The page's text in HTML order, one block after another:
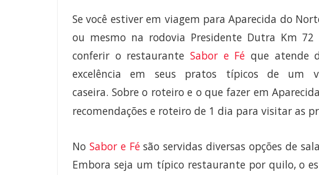
Se você estiver em viagem para Aparecida do
ou mesmo na rodovia Presidente Dutra Km
conferir o restaurante Sabor e Fé que atende
excelência em seus pratos típicos de um
caseira. Sobre o roteiro e o que fazer em
recomendações e roteiro de 1 dia para visitar as
No Sabor e Fésão servidas diversas opções de
Embora seja um típico restaurante por quilo, o